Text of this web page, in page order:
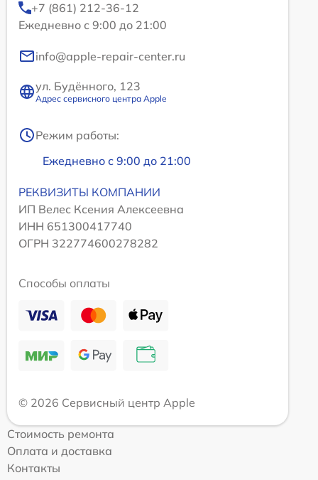
+7 (861) 212-36-12
Ежедневно с 9:00 до 21:00
info@apple-repair-center.ru
ул. Будённого, 123
Адрес сервисного центра Apple
Режим работы:
Ежедневно с 9:00 до 21:00
РЕКВИЗИТЫ КОМПАНИИ
ИП Велес Ксения Алексеевна
ИНН 651300417740
ОГРН 322774600278282
Способы оплаты
© 2026 Сервисный центр Apple
Стоимость ремонта
Оплата и доставка
Контакты